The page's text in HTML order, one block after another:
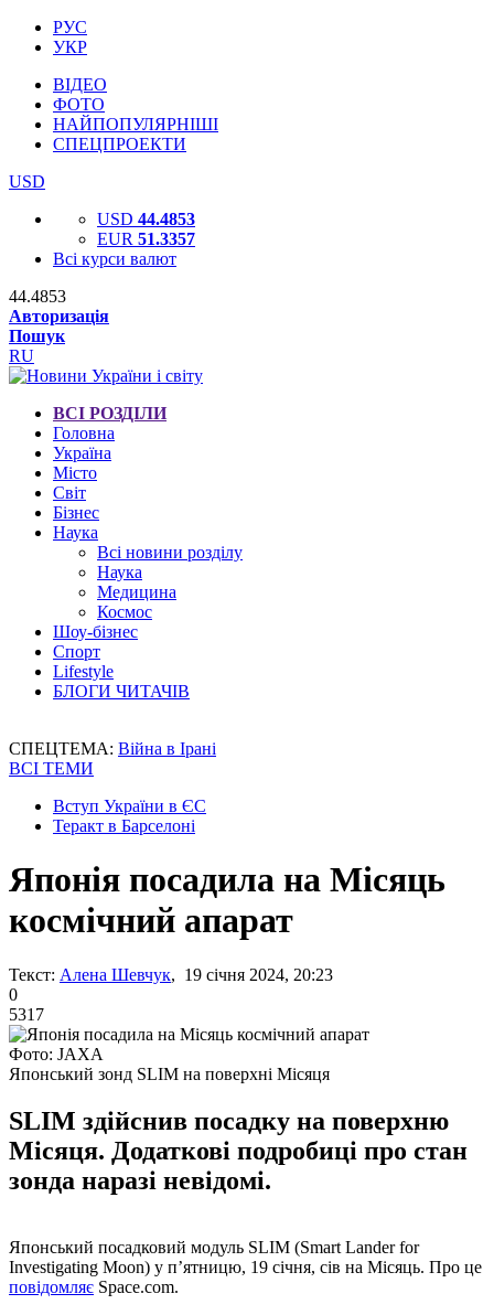
РУС
УКР
ВІДЕО
ФОТО
НАЙПОПУЛЯРНІШІ
СПЕЦПРОЕКТИ
USD
USD 44.4853
EUR 51.3357
Всі курси валют
44.4853
Авторизація
Пошук
RU
ВСІ РОЗДІЛИ
Головна
Україна
Місто
Світ
Бізнес
Наука
Всі новини розділу
Наука
Медицина
Космос
Шоу-бізнес
Спорт
Lifestyle
БЛОГИ ЧИТАЧІВ
СПЕЦТЕМА: Війна в Ірані
ВСІ ТЕМИ
Вступ України в ЄС
Теракт в Барселоні
Японія посадила на Місяць
космічний апарат
Текст: Алена Шевчук, 19 січня 2024, 20:23
0
5317
Фото: JAXA
Японський зонд SLIM на поверхні Місяця
SLIM здійснив посадку на поверхню
Місяця. Додаткові подробиці про стан
зонда наразі невідомі.
Японський посадковий модуль SLIM (Smart Lander for
Investigating Moon) у п’ятницю, 19 січня, сів на Місяць. Про це
повідомляє Space.com.